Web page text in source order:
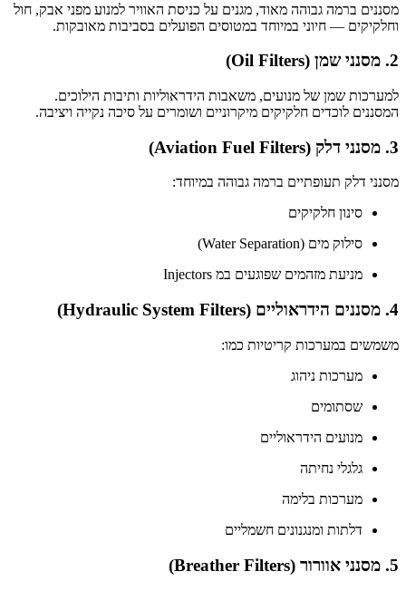
מסננים ברמה גבוהה מאוד, מגנים על כניסת האוויר למנוע מפני אבק, חול
וחלקיקים — חיוני במיוחד במטוסים הפועלים בסביבות מאובקות.
2. מסנני שמן (Oil Filters)
למערכות שמן של מנועים, משאבות הידראוליות ותיבות הילוכים.
המסננים לוכדים חלקיקים מיקרוניים ושומרים על סיכה נקייה ויציבה.
3. מסנני דלק (Aviation Fuel Filters)
מסנני דלק תעופתיים ברמה גבוהה במיוחד:
סינון חלקיקים
סילוק מים (Water Separation)
מניעת מזהמים שפוגעים במ Injectors
4. מסננים הידראוליים (Hydraulic System Filters)
משמשים במערכות קריטיות כמו:
מערכות ניהוג
שסתומים
מנועים הידראוליים
גלגלי נחיתה
מערכות בלימה
דלתות ומנגנונים חשמליים
5. מסנני אוורור (Breather Filters)